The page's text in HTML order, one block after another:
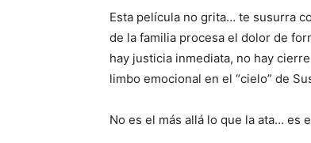
Esta película no grita… te susurra
de la familia procesa el dolor de
hay justicia inmediata, no hay
limbo emocional en el “cielo” de
No es el más allá lo que la ata… es